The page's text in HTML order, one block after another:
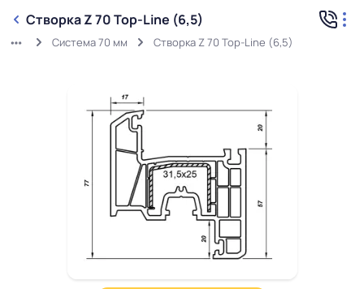
Створка Z 70 Top-Line (6,5)
Система 70 мм Створка Z 70 Top-Line (6,5)